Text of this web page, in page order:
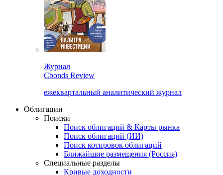
Cbonds Review
ежеквартальный аналитический журнал
Облигации
Поиски
Поиск облигаций & Карты рынка
Поиск облигаций (ИИ)